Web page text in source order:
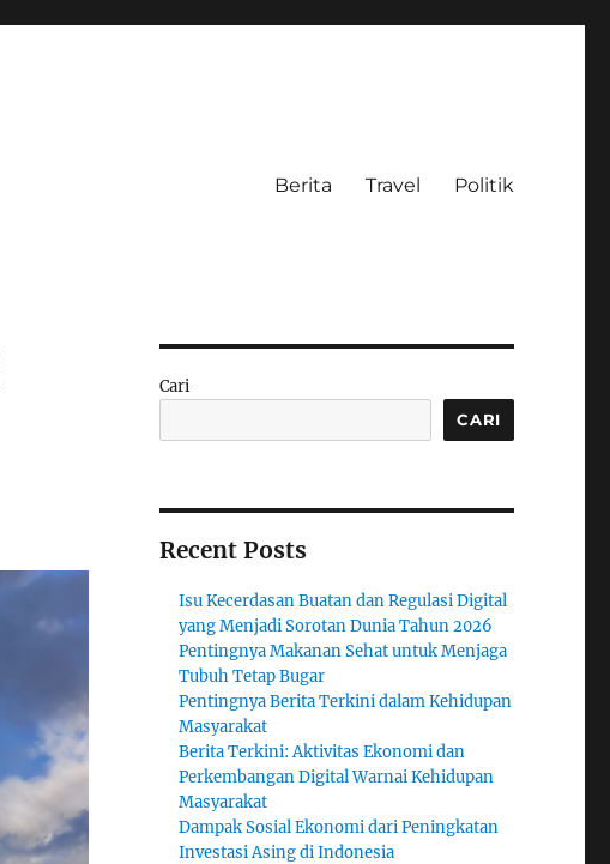
Berita Travel Politik
Cari
CARI
Recent Posts
Isu Kecerdasan Buatan dan Regulasi Digital
yang Menjadi Sorotan Dunia Tahun 2026
Pentingnya Makanan Sehat untuk Menjaga
Tubuh Tetap Bugar
Pentingnya Berita Terkini dalam Kehidupan
Masyarakat
Berita Terkini: Aktivitas Ekonomi dan
Perkembangan Digital Warnai Kehidupan
Masyarakat
Dampak Sosial Ekonomi dari Peningkatan
Investasi Asing di Indonesia